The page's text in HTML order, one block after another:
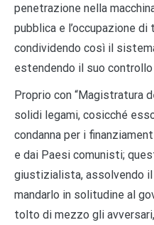
penetrazione nella
pubblica e l’occupazione
condividendo così il
estendendo il suo
Proprio con “Magistratura
solidi legami, cosicché
condanna per i
e dai Paesi comunisti;
giustizialista, assolvendo
mandarlo in solitudine al
tolto di mezzo gli